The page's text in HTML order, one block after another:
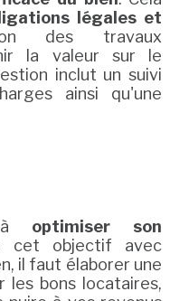
légales et
des travaux
la valeur sur le
inclut un suivi
ainsi qu'une
à optimiser son
cet objectif avec
il faut élaborer une
les bons locataires,